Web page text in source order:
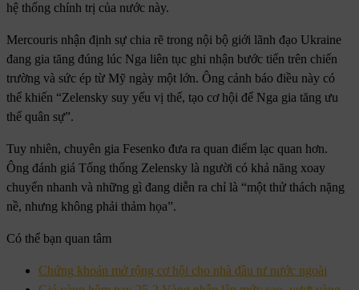
hệ thống chính trị của nước này.
Mercouris nhận định sự chia rẽ trong nội bộ giới lãnh đạo Ukraine
đang gia tăng đúng lúc Nga liên tục ghi nhận bước tiến trên chiến
trường và sức ép từ Mỹ ngày một lớn. Ông cảnh báo điều này có
thể khiến “Zelensky suy yếu vị thế, tạo cơ hội để Nga gia tăng ưu
thế quân sự”.
Tuy nhiên, chuyên gia Fesenko đưa ra quan điểm lạc quan hơn.
Ông đánh giá Tổng thống Zelensky là người có khả năng xoay
chuyển nhanh và những gì đang diễn ra chỉ là “một thử thách nặng
nề, nhưng không phải thảm họa”.
Có thể bạn quan tâm
Chứng khoán mở rộng cơ hội cho nhà đầu tư nước ngoài